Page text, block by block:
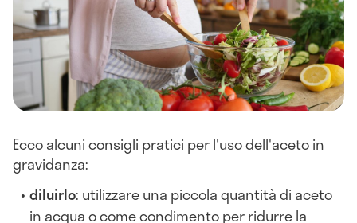
Ecco alcuni consigli pratici per l'uso dell'aceto in
gravidanza:
diluirlo: utilizzare una piccola quantità di aceto
in acqua o come condimento per ridurre la